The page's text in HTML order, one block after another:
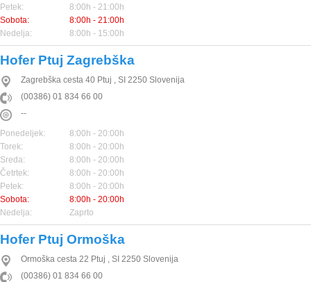
Petek:
8:00h - 21:00h
Sobota:
8:00h - 21:00h
Nedelja:
8:00h - 15:00h
Hofer Ptuj Zagrebška
Zagrebška cesta 40 Ptuj , SI 2250 Slovenija
(00386) 01 834 66 00
--
Ponedeljek:
8:00h - 20:00h
Torek:
8:00h - 20:00h
Sreda:
8:00h - 20:00h
Četrtek:
8:00h - 20:00h
Petek:
8:00h - 20:00h
Sobota:
8:00h - 20:00h
Nedelja:
Zaprto
Hofer Ptuj Ormoška
Ormoška cesta 22 Ptuj , SI 2250 Slovenija
(00386) 01 834 66 00